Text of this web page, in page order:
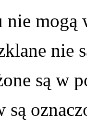
nie mogą
nie
są w
są